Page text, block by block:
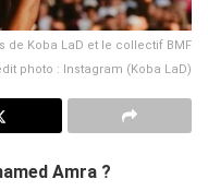
de Koba LaD et le collectif BMF
photo : Instagram (Koba LaD)
Amra ?